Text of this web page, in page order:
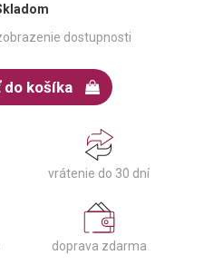
dostupnosti
do košíka
vrátenie do 30 dní
doprava zdarma